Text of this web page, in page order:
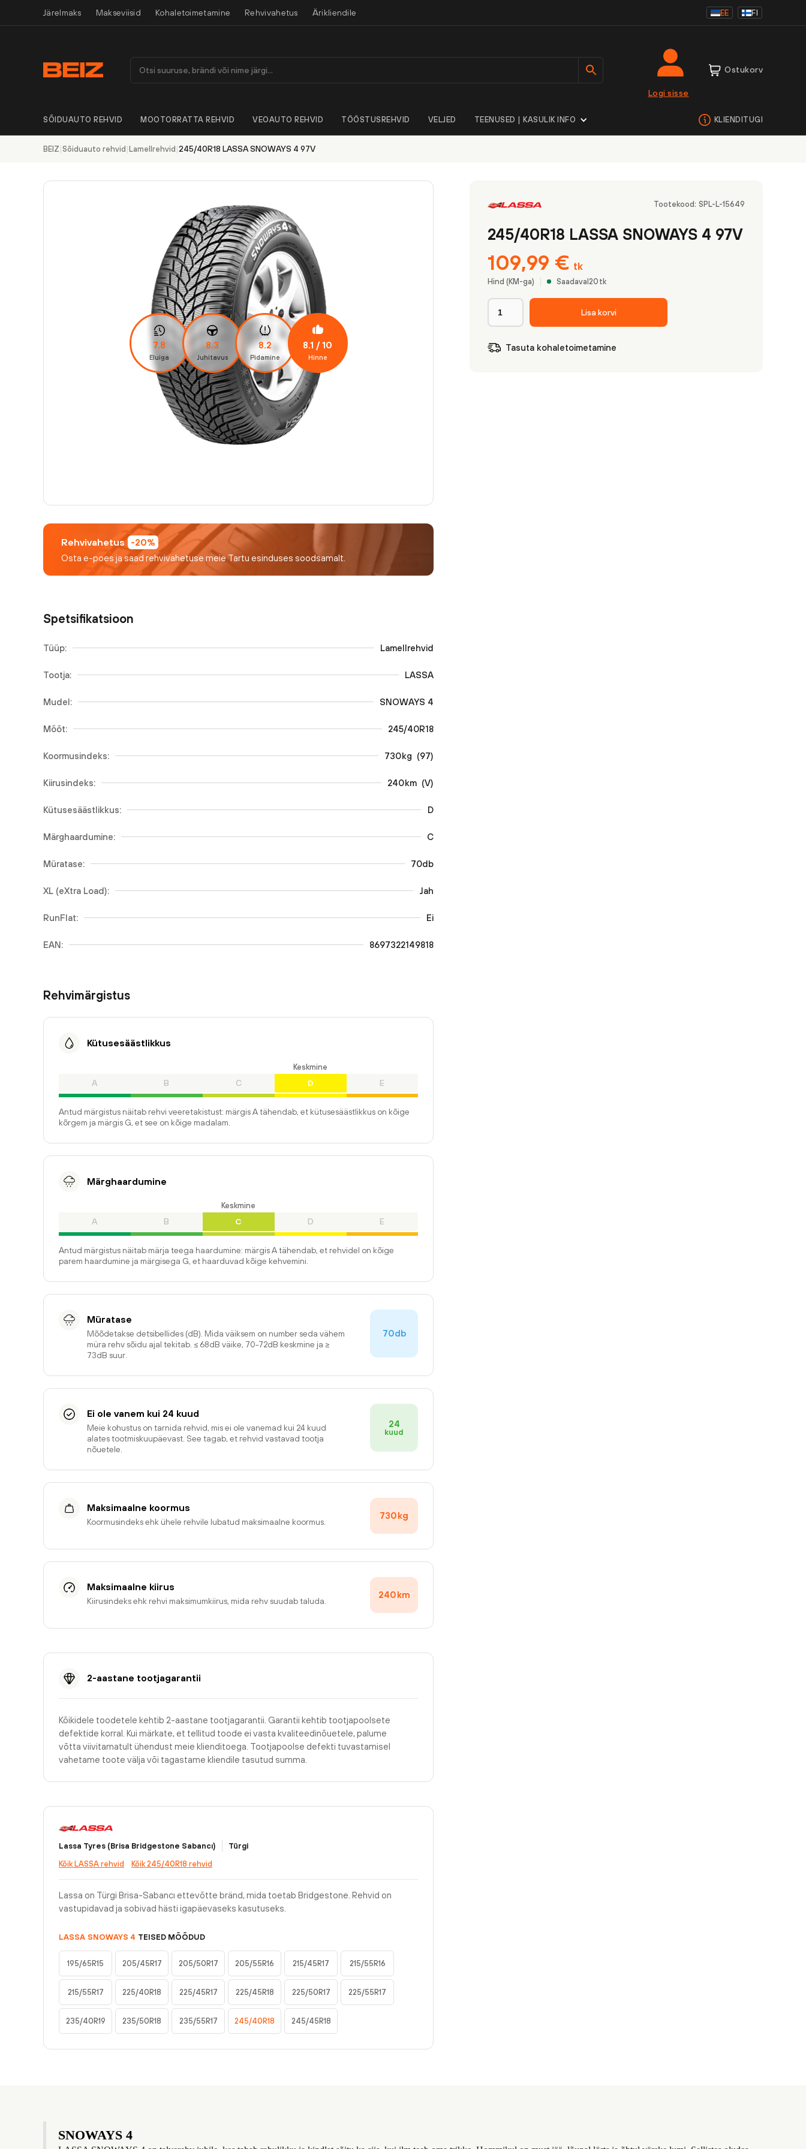
Järelmaks Makseviisid Kohaletoimetamine Rehvivahetus Ärikliendile EE FI
Logi sisse
Ostukorv
SÕIDUAUTO REHVID MOOTORRATTA REHVID VEOAUTO REHVID TÖÖSTUSREHVID VELJED TEENUSED | KASULIK INFO KLIENDITUGI
BEIZ | Sõiduauto rehvid | Lamellrehvid |245/40R18 LASSA SNOWAYS 4 97V
7.8
Eluiga
8.3
Juhitavus
8.2
Pidamine
8.1 / 10
Hinne
Rehvivahetus -20%
Osta e-poes ja saad rehvivahetuse meie Tartu esinduses soodsamalt.
Spetsifikatsioon
Tüüp: Lamellrehvid
Tootja: LASSA
Mudel: SNOWAYS 4
Mõõt: 245/40R18
Koormusindeks: 730kg (97)
Kiirusindeks: 240km (V)
Kütusesäästlikkus: D
Märghaardumine: C
Müratase: 70db
XL (eXtra Load): Jah
RunFlat: Ei
EAN: 8697322149818
Rehvimärgistus
Kütusesäästlikkus
A B C
Keskmine
D E
Antud märgistus näitab rehvi veeretakistust: märgis A tähendab, et kütusesäästlikkus on kõige
kõrgem ja märgis G, et see on kõige madalam.
Märghaardumine
A B
Keskmine
C D E
Antud märgistus näitab märja teega haardumine: märgis A tähendab, et rehvidel on kõige
parem haardumine ja märgisega G, et haarduvad kõige kehvemini.
Müratase
Mõõdetakse detsibellides (dB). Mida väiksem on number seda vähem
müra rehv sõidu ajal tekitab. ≤ 68dB väike, 70-72dB keskmine ja ≥
73dB suur.
70db
Ei ole vanem kui 24 kuud
Meie kohustus on tarnida rehvid, mis ei ole vanemad kui 24 kuud
alates tootmiskuupäevast. See tagab, et rehvid vastavad tootja
nõuetele.
24
kuud
Maksimaalne koormus
Koormusindeks ehk ühele rehvile lubatud maksimaalne koormus.
730kg
Maksimaalne kiirus
Kiirusindeks ehk rehvi maksimumkiirus, mida rehv suudab taluda.
240km
2-aastane tootjagarantii
Kõikidele toodetele kehtib 2-aastane tootjagarantii. Garantii kehtib tootjapoolsete
defektide korral. Kui märkate, et tellitud toode ei vasta kvaliteedinõuetele, palume
võtta viivitamatult ühendust meie klienditoega. Tootjapoolse defekti tuvastamisel
vahetame toote välja või tagastame kliendile tasutud summa.
Lassa Tyres (Brisa Bridgestone Sabancı)
Türgi
Kõik LASSA rehvid
Kõik 245/40R18 rehvid
Lassa on Türgi Brisa-Sabancı ettevõtte bränd, mida toetab Bridgestone. Rehvid on
vastupidavad ja sobivad hästi igapäevaseks kasutuseks.
LASSA SNOWAYS 4 TEISED MÕÕDUD
195/65R15 205/45R17 205/50R17 205/55R16 215/45R17 215/55R16
215/55R17 225/40R18 225/45R17 225/45R18 225/50R17 225/55R17
235/40R19 235/50R18 235/55R17 245/40R18 245/45R18
Tootekood: SPL-L-15649
245/40R18 LASSA SNOWAYS 4 97V
109,99 € tk
Hind (KM-ga) Saadaval 20 tk
Lisa korvi
Tasuta kohaletoimetamine
SNOWAYS 4